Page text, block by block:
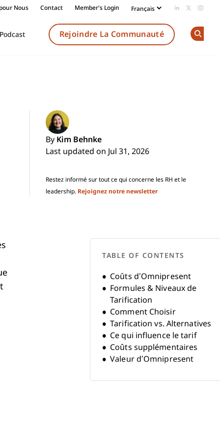
Nous Contact Member's Login Add us on
Follow
Rejoindre La Communauté
By Kim Behnke
Last updated on Jul 31, 2026
Restez informé sur tout ce qui concerne les RH et le
leadership. Rejoignez notre newsletter
TABLE OF CONTENTS
Coûts d’Omnipresent
Formules & Niveaux de
Tarification
Comment Choisir
Tarification vs. Alternatives
Ce qui influence le tarif
Coûts supplémentaires
Valeur d’Omnipresent